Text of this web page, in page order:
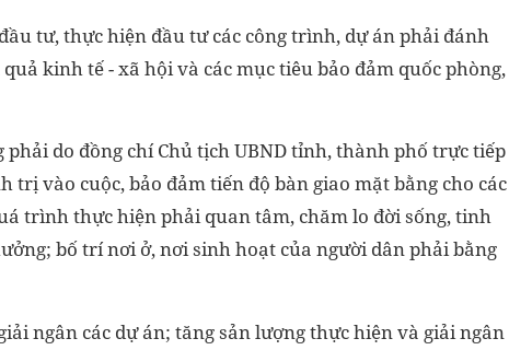
tư, thực hiện đầu tư các công trình, dự án phải đánh
kinh tế - xã hội và các mục tiêu bảo đảm quốc phòng,
phải do đồng chí Chủ tịch UBND tỉnh, thành phố trực tiếp
trị vào cuộc, bảo đảm tiến độ bàn giao mặt bằng cho các
trình thực hiện phải quan tâm, chăm lo đời sống, tinh
bố trí nơi ở, nơi sinh hoạt của người dân phải bằng
ngân các dự án; tăng sản lượng thực hiện và giải ngân